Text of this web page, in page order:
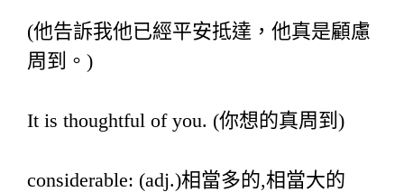
(他告訴我他已經平安抵達，他真是顧慮
周到。)
It is thoughtful of you. (你想的真周到)
considerable: (adj.)相當多的,相當大的